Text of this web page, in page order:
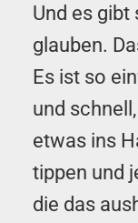
Und es gibt
glauben.
Es ist so
und
etwas ins
tippen und
die das